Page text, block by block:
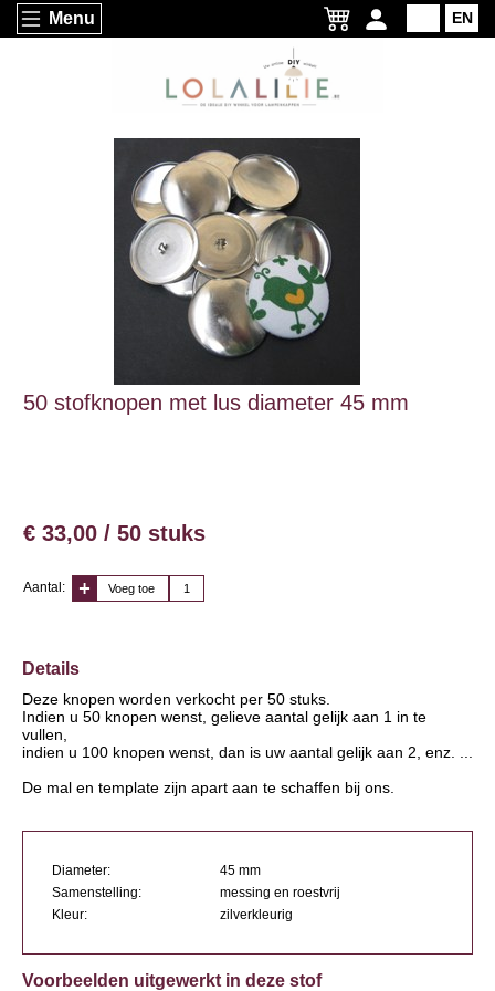
Menu EN
50 stofknopen met lus diameter 45 mm
€ 33,00 / 50 stuks
Aantal: Voeg toe
Details
Deze knopen worden verkocht per 50 stuks.
Indien u 50 knopen wenst, gelieve aantal gelijk aan 1 in te
vullen,
indien u 100 knopen wenst, dan is uw aantal gelijk aan 2, enz. ...
De mal en template zijn apart aan te schaffen bij ons.
Diameter:
45 mm
Samenstelling:
messing en roestvrij
Kleur:
zilverkleurig
Voorbeelden uitgewerkt in deze stof